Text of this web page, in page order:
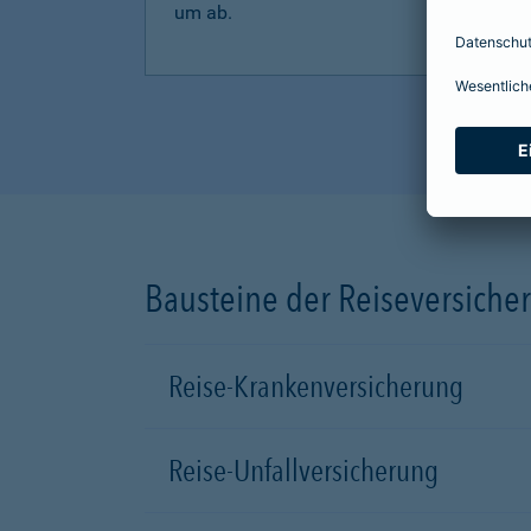
um ab.
Bausteine der
Reise-Krankenversicherung
Reise-Unfallversicherung